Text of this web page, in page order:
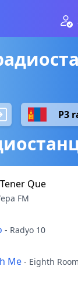
P3
Que
FM
- Radyo 10
Me - Eighth Room